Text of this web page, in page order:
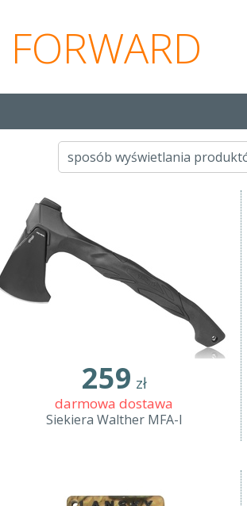
FORWARD
259 zł
darmowa dostawa
Siekiera Walther MFA-I